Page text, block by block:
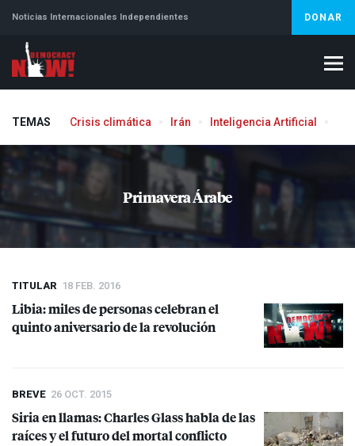
Noticias Internacionales Independientes DONAR
TEMAS Crisis climática Irán Inteligencia Artificial
Primavera Árabe
TITULAR 18 FEB. 2016
Libia: miles de personas celebran el
quinto aniversario de la revolución
BREVE 26 OCT. 2015
Siria en llamas: Charles Glass habla de las
raíces y el futuro del mortal conflicto